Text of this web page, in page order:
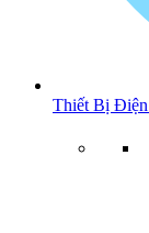
Thiết Bị